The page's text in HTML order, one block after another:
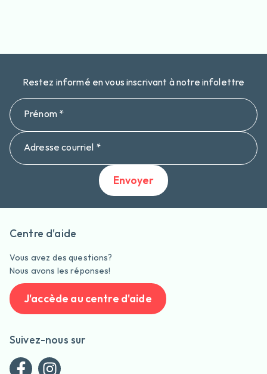
Restez informé en vous inscrivant à notre infolettre
Prénom *
Adresse courriel *
Envoyer
Centre d'aide
Vous avez des questions?
Nous avons les réponses!
J'accède au centre d'aide
Suivez-nous sur